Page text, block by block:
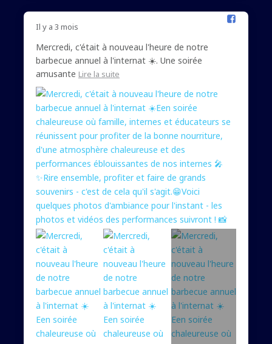
Il y a 3 mois
Mercredi, c'était à nouveau l'heure de notre
barbecue annuel à l'internat ☀️. Une soirée
amusante Lire la suite